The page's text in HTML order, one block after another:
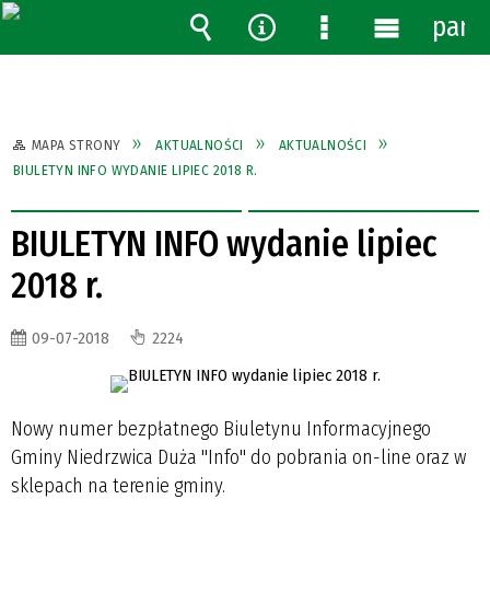
MAPA STRONY AKTUALNOŚCI
AKTUALNOŚCI
BIULETYN INFO WYDANIE LIPIEC 2018 R.
BIULETYN INFO wydanie lipiec
2018 r.
09-07-2018 2224
Nowy numer bezpłatnego Biuletynu Informacyjnego
Gminy Niedrzwica Duża "Info" do pobrania on-line oraz w
sklepach na terenie gminy.
Wyszukiwarka
Narzędzia
MenuMenu